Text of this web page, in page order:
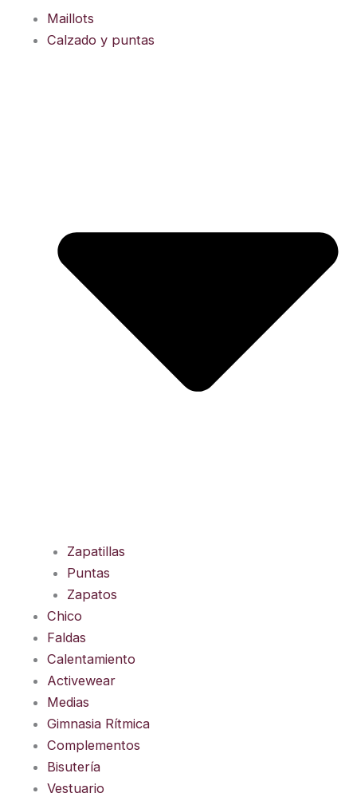
Maillots
Calzado y puntas
Zapatillas
Puntas
Zapatos
Chico
Faldas
Calentamiento
Activewear
Medias
Gimnasia Rítmica
Complementos
Bisutería
Vestuario